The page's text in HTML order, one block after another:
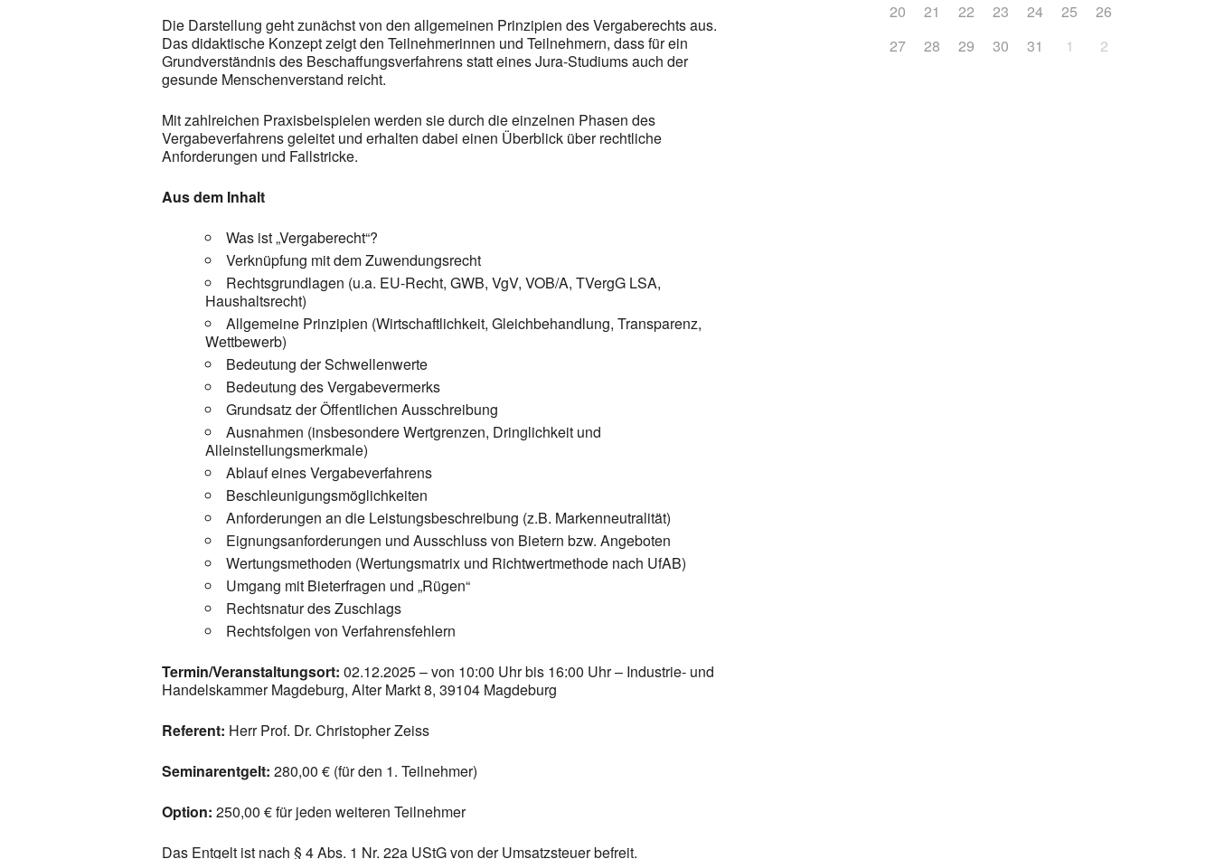
Die Darstellung geht zunächst von den allgemeinen Prinzipien des Vergaberechts aus.
Das didaktische Konzept zeigt den Teilnehmerinnen und Teilnehmern, dass für ein
Grundverständnis des Beschaffungsverfahrens statt eines Jura-Studiums auch der
gesunde Menschenverstand reicht.
Mit zahlreichen Praxisbeispielen werden sie durch die einzelnen Phasen des
Vergabeverfahrens geleitet und erhalten dabei einen Überblick über rechtliche
Anforderungen und Fallstricke.
Aus dem Inhalt
Was ist „Vergaberecht“?
Verknüpfung mit dem Zuwendungsrecht
Rechtsgrundlagen (u.a. EU-Recht, GWB, VgV, VOB/A, TVergG LSA,
Haushaltsrecht)
Allgemeine Prinzipien (Wirtschaftlichkeit, Gleichbehandlung, Transparenz,
Wettbewerb)
Bedeutung der Schwellenwerte
Bedeutung des Vergabevermerks
Grundsatz der Öffentlichen Ausschreibung
Ausnahmen (insbesondere Wertgrenzen, Dringlichkeit und
Alleinstellungsmerkmale)
Ablauf eines Vergabeverfahrens
Beschleunigungsmöglichkeiten
Anforderungen an die Leistungsbeschreibung (z.B. Markenneutralität)
Eignungsanforderungen und Ausschluss von Bietern bzw. Angeboten
Wertungsmethoden (Wertungsmatrix und Richtwertmethode nach UfAB)
Umgang mit Bieterfragen und „Rügen“
Rechtsnatur des Zuschlags
Rechtsfolgen von Verfahrensfehlern
Termin/Veranstaltungsort: 02.12.2025 – von 10:00 Uhr bis 16:00 Uhr – Industrie- und
Handelskammer Magdeburg, Alter Markt 8, 39104 Magdeburg
Referent: Herr Prof. Dr. Christopher Zeiss
Seminarentgelt: 280,00 € (für den 1. Teilnehmer)
Option: 250,00 € für jeden weiteren Teilnehmer
Das Entgelt ist nach § 4 Abs. 1 Nr. 22a UStG von der Umsatzsteuer befreit.
20
21 22 23 24 25
26
27
28 29 30 31 1 2